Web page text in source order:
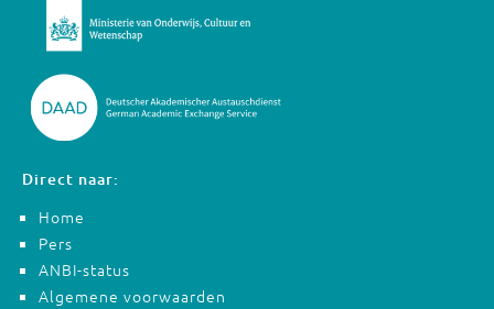
Direct naar:
Home
Pers
ANBI-status
Algemene voorwaarden